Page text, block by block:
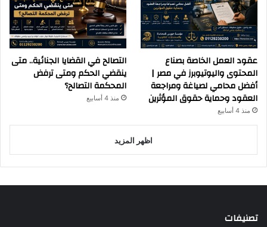
عقود العمل الخاصة بصناع
المحتوى واليوتيوبرز في مصر |
أفضل محامي لصياغة ومراجعة
العقود وحماية حقوق المؤثرين
منذ 4 أسابيع
التصالح في القضايا الجنائية.. متى
ينقضي الحكم ومتى ترفض
المحكمة التصالح؟
منذ 4 أسابيع
اظهر المزيد
تصنيفات